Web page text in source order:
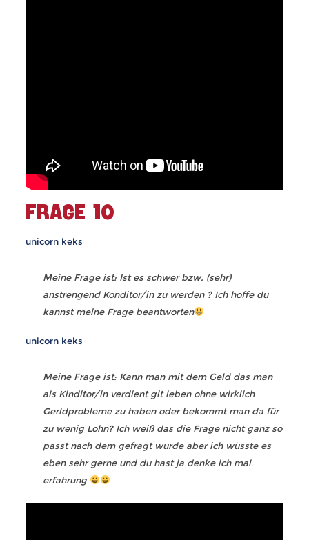
FRAGE 10
unicorn keks
Meine Frage ist: Ist es schwer bzw. (sehr)
anstrengend Konditor/in zu werden ? Ich hoffe du
kannst meine Frage beantworten
unicorn keks
Meine Frage ist: Kann man mit dem Geld das man
als Kinditor/in verdient git leben ohne wirklich
Gerldprobleme zu haben oder bekommt man da für
zu wenig Lohn? Ich weiß das die Frage nicht ganz so
passt nach dem gefragt wurde aber ich wüsste es
eben sehr gerne und du hast ja denke ich mal
erfahrung